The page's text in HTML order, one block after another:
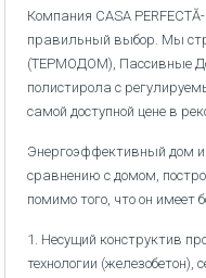
Компания CASA
правильный выбор. Мы
(ТЕРМОДОМ), Пассивные
полистирола с
самой доступной цене в
Энергоэффективный дом
сравнению с домом,
помимо того, что он имеет
1. Несущий конструктив
технологии (железобетон),